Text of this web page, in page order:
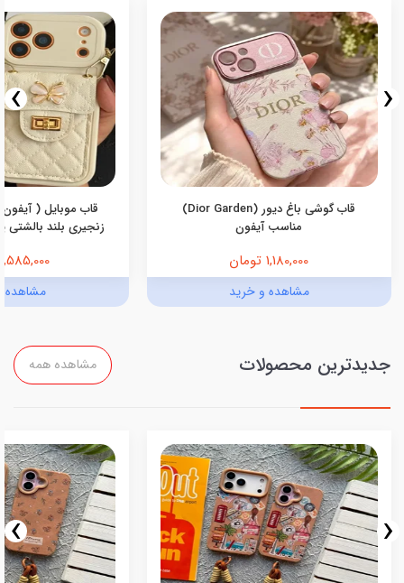
قاب گوشی باغ دیور (Dior Garden)
مناسب آیفون
1,180,000 تومان
مشاهده و خرید
قاب موبایل (
زنجیری بلند بالشتی
1,585,000 تومان
مشاهده
‹
›
جدیدترین محصولات مشاهده همه
‹
›